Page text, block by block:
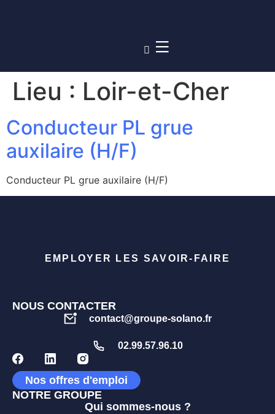
Lieu : Loir-et-Cher
Conducteur PL grue
auxilaire (H/F)
Conducteur PL grue auxilaire (H/F)
EMPLOYER LES SAVOIR-FAIRE
NOUS CONTACTER
contact@groupe-solano.fr
02.99.57.96.10
Nos offres d'emploi
NOTRE GROUPE
Qui sommes-nous ?